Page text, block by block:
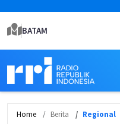
BATAM
Home Berita Regional